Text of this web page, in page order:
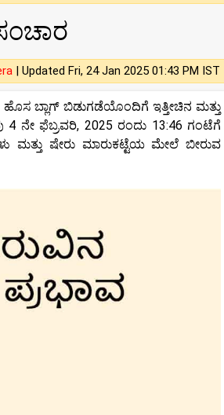
| Updated Fri, 24 Jan 2025 01:43 PM IST
ಹೊಸ ಬ್ಲಾಗ್ ಬಿಡುಗಡೆಯೊಂದಿಗೆ ಇತ್ತೀಚಿನ ಮತ್ತು
4 ನೇ ಫೆಬ್ರವರಿ, 2025 ರಂದು 13:46 ಗಂಟೆಗೆ
ಮತ್ತು ಷೇರು ಮಾರುಕಟ್ಟೆಯ ಮೇಲೆ ಬೀರುವ